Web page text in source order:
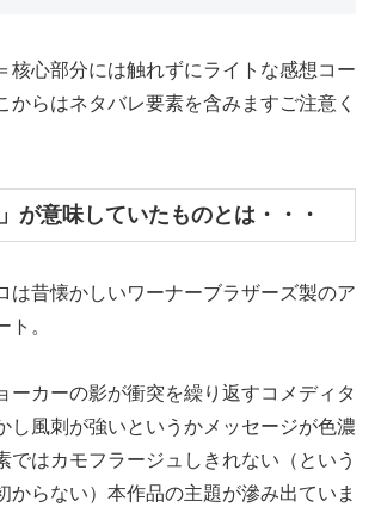
核心部分には触れずにライトな感想コー
からはネタバレ要素を含みますご注意く
が意味していたものとは・・・
は昔懐かしいワーナーブラザーズ製のア
ト。
ーカーの影が衝突を繰り返すコメディタ
し風刺が強いというかメッセージが色濃
ではカモフラージュしきれない（という
からない）本作品の主題が滲み出ていま